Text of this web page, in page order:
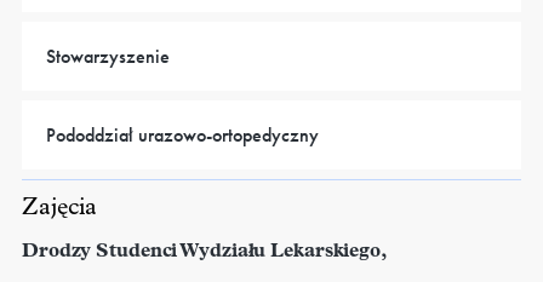
Stowarzyszenie
Pododdział urazowo-ortopedyczny
Zajęcia
Drodzy Studenci Wydziału Lekarskiego,